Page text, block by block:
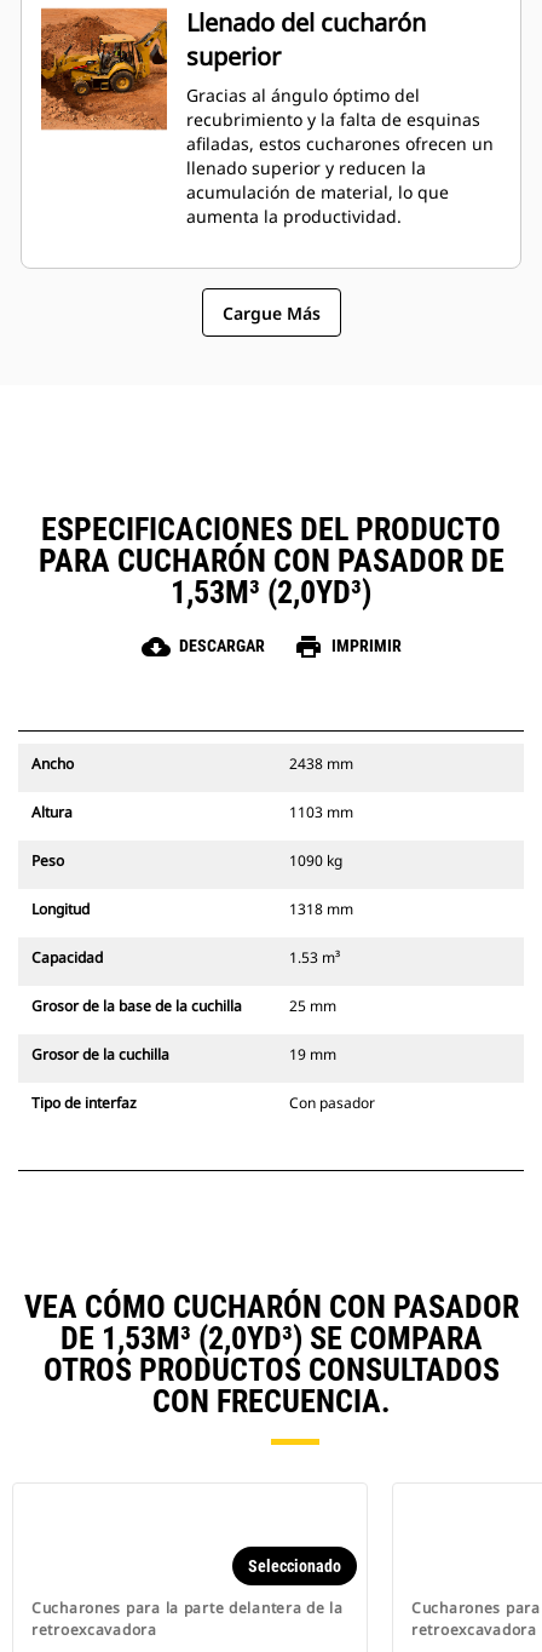
Llenado del cucharón
superior
Gracias al ángulo óptimo del
recubrimiento y la falta de esquinas
afiladas, estos cucharones ofrecen un
llenado superior y reducen la
acumulación de material, lo que
aumenta la productividad.
Cargue Más
ESPECIFICACIONES DEL PRODUCTO
PARA CUCHARÓN CON PASADOR DE
1,53M³ (2,0YD³)
cloud_download DESCARGAR print IMPRIMIR
Ancho 2438 mm
Altura 1103 mm
Peso 1090 kg
Longitud 1318 mm
Capacidad 1.53 m³
Grosor de la base de la cuchilla 25 mm
Grosor de la cuchilla 19 mm
Tipo de interfaz Con pasador
VEA CÓMO CUCHARÓN CON PASADOR
DE 1,53M³ (2,0YD³) SE COMPARA
OTROS PRODUCTOS CONSULTADOS
CON FRECUENCIA.
Cucharones para la parte delantera de la
retroexcavadora
Seleccionado
Cucharones
retroexcavadora